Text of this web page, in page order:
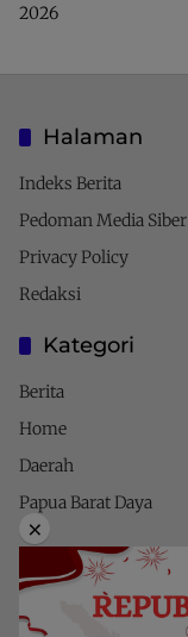
2026
Halaman
Indeks Berita
Pedoman Media Siber
Privacy Policy
Redaksi
Kategori
Berita
Home
Daerah
Papua Barat Daya
×